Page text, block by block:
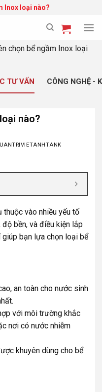
Inox loại nào?
chọn bể ngầm Inox loại
TƯ VẤN CÔNG NGHỆ -
nào?
thuộc vào nhiều yếu tố
bền, và điều kiện lắp
bạn lựa chọn loại bể
an toàn cho nước sinh
với môi trường khắc
nơi có nước nhiễm
khuyên dùng cho bể